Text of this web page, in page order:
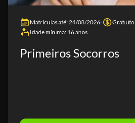
Matrículas até: 24/08/2026 Gratuito
Idade mínima: 16 anos
Primeiros Socorros